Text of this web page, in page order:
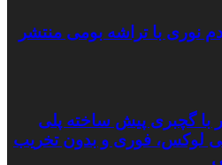
نوری با تراشه بومی منتشر
با گچبری پیش ساخته پلی
لوکس، فوری و بدون تخریب